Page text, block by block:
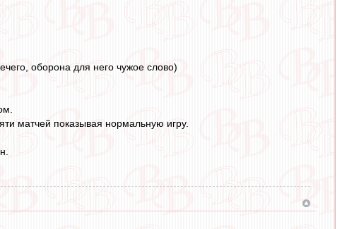
оборона для него чужое слово)
матчей показывая нормальную игру.